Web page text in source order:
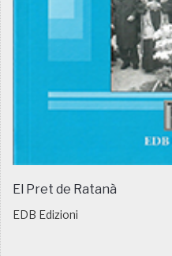
El Pret de Ratanà
EDB Edizioni